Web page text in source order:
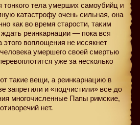
тонкого тела умерших самоубийц и
катастрофу очень сильная, она
как во время старости, таким
реинкарнации — пока вся
этого воплощения не иссякнет
умершего своей смертью
уже за несколько
такие вещи, а реинкарнацию в
запретили и «подчистили» все до
многочисленные Папы римские,
нет.